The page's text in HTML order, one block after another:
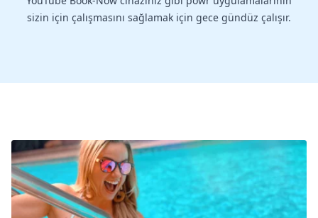
sizin için çalışmasını sağlamak için gece gündüz çalışır.